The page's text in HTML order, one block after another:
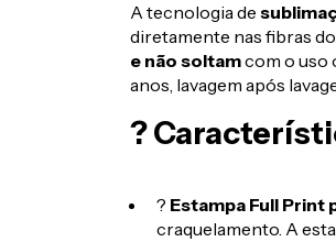
A tecnologia de
diretamente nas fibras
e não soltamcom o uso
anos, lavagem após
?
? Estampa Full Print
craquelamento. A